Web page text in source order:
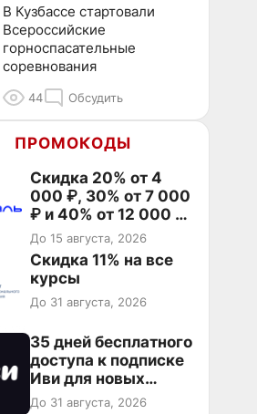
В Кузбассе стартовали
Всероссийские
горноспасательные
соревнования
44 Обсудить
ПРОМОКОДЫ
Скидка 20% от 4
000 ₽, 30% от 7 000
₽ и 40% от 12 000 ₽
на первый и все
повторные заказы по
промокоду ТРЕНД
До 15 августа, 2026
Скидка 11% на все
курсы
До 31 августа, 2026
35 дней бесплатного
доступа к подписке
Иви для новых
пользователей
До 31 августа, 2026